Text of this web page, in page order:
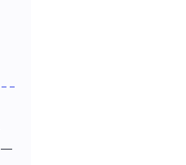
—